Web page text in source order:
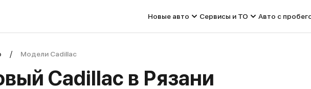
Новые авто Сервисы и ТО Авто с
Модели Cadillac
Cadillac в Рязани